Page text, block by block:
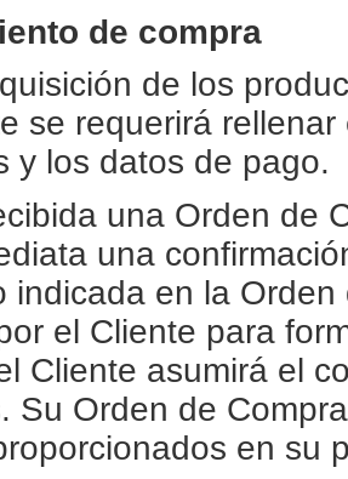
de compra
de los
se requerirá
y los datos de pago.
una Orden de
una
indicada en la
el Cliente para
Cliente asumirá el
Su Orden de
en su